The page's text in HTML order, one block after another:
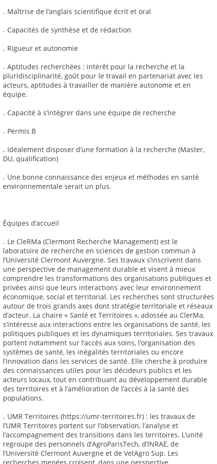
₋ Maîtrise de l’anglais scientifique écrit et oral
₋ Capacités de synthèse et de rédaction
₋ Rigueur et autonomie
₋ Aptitudes recherchées : intérêt pour la recherche et la
pluridisciplinarité, goût pour le travail en partenariat avec les
acteurs, aptitudes à travailler de manière autonome et en
équipe.
₋ Capacité à s’intégrer dans une équipe de recherche
₋ Permis B
₋ Idéalement disposer d’une formation à la recherche (Master,
DU, qualification)
₋ Une bonne connaissance des enjeux et méthodes en santé
environnementale serait un plus.
Équipes d’accueil
₋ Le CleRMa (Clermont Recherche Management) est le
laboratoire de recherche en sciences de gestion commun à
l’Université Clermont Auvergne. Ses travaux s’inscrivent dans
une perspective de management durable et visent à mieux
comprendre les transformations des organisations publiques et
privées ainsi que leurs interactions avec leur environnement
économique, social et territorial. Les recherches sont structurées
autour de trois grands axes dont stratégie territoriale et réseaux
d’acteur. La chaire « Santé et Territoires », adossée au ClerMa,
s’intéresse aux interactions entre les organisations de santé, les
politiques publiques et les dynamiques territoriales. Ses travaux
portent notamment sur l’accès aux soins, l’organisation des
systèmes de santé, les inégalités territoriales ou encore
l’innovation dans les services de santé. Elle cherche à produire
des connaissances utiles pour les décideurs publics et les
acteurs locaux, tout en contribuant au développement durable
des territoires et à l’amélioration de l’accès à la santé des
populations.
₋ UMR Territoires (https://umr-territoires.fr) : les travaux de
l’UMR Territoires portent sur l’observation, l’analyse et
l’accompagnement des transitions dans les territoires. L’unité
regroupe des personnels d’AgroParisTech, d’INRAE, de
l’Université Clermont Auvergne et de VetAgro Sup. Les